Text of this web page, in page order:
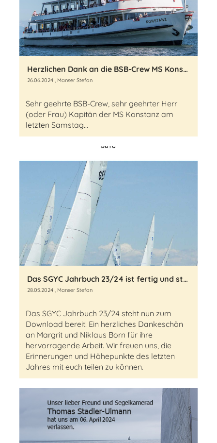
Herzlichen Dank an die BSB-Crew MS Konstanz
26.06.2024 , Manser Stefan
Sehr geehrte BSB-Crew, sehr geehrter Herr
(oder Frau) Kapitän der MS Konstanz am
letzten Samstag...
Das SGYC Jahrbuch 23/24 ist fertig und steht zum Download bereit
28.05.2024 , Manser Stefan
Das SGYC Jahrbuch 23/24 steht nun zum
Download bereit! Ein herzliches Dankeschön
an Margrit und Niklaus Born für ihre
hervorragende Arbeit. Wir freuen uns, die
Erinnerungen und Höhepunkte des letzten
Jahres mit euch teilen zu können.